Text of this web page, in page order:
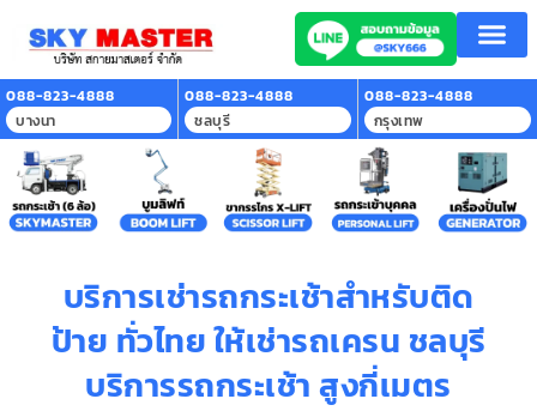
088-823-4888
บางนา
088-823-4888
ชลบุรี
088-823-4888
กรุงเทพ
บริการเช่ารถกระเช้าสำหรับติด
ป้าย ทั่วไทย ให้เช่ารถเครน ชลบุรี
บริการรถกระเช้า สูงกี่เมตร